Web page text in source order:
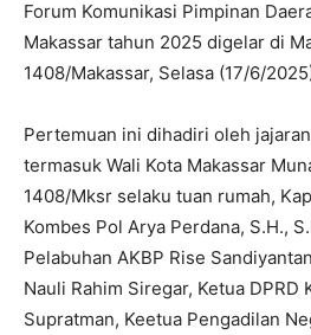
Forum Komunikasi Pimpinan
Makassar tahun 2025 digelar di
1408/Makassar, Selasa (17/6/
Pertemuan ini dihadiri oleh
termasuk Wali Kota Makassar
1408/Mksr selaku tuan rumah,
Kombes Pol Arya Perdana, S.H.,
Pelabuhan AKBP Rise
Nauli Rahim Siregar, Ketua DPRD
Supratman, Keetua Pengadilan